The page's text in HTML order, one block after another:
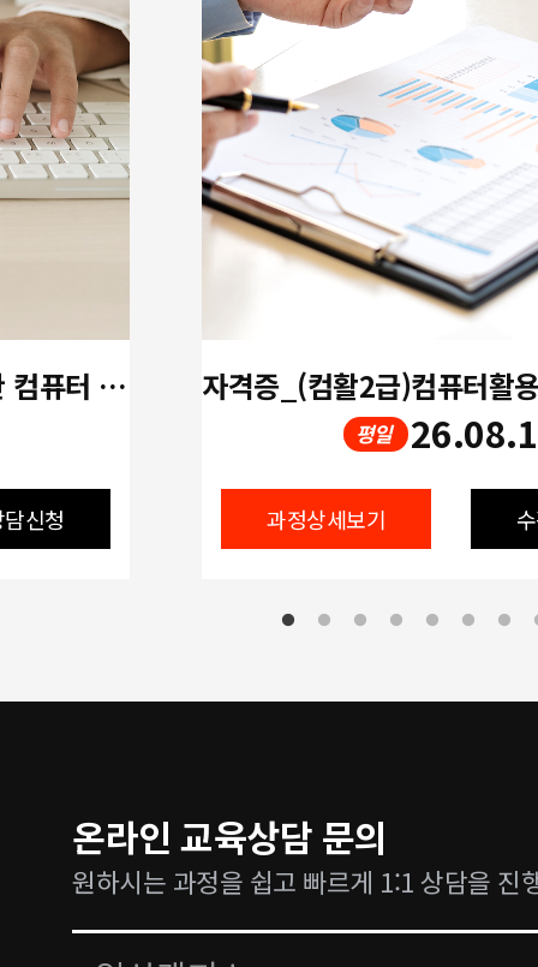
[개강확정!! 오후] 중장년을 위한 컴퓨터 활용 실무(한글,엑셀,파워포인트)
신청
평일
과정상세보기
온라인 교육상담 문의
원하시는 과정을 쉽고 빠르게 1:1 상담을 진